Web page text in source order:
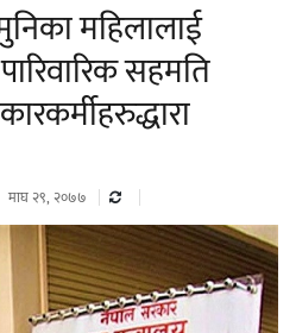
महिलालाई
सहमति
माघ २९, २०७७